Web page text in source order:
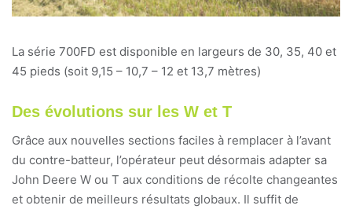
La série 700FD est disponible en largeurs de 30, 35, 40 et
45 pieds (soit 9,15 – 10,7 – 12 et 13,7 mètres)
Des évolutions sur les W et T
Grâce aux nouvelles sections faciles à remplacer à l’avant
du contre-batteur, l’opérateur peut désormais adapter sa
John Deere W ou T aux conditions de récolte changeantes
et obtenir de meilleurs résultats globaux. Il suffit de